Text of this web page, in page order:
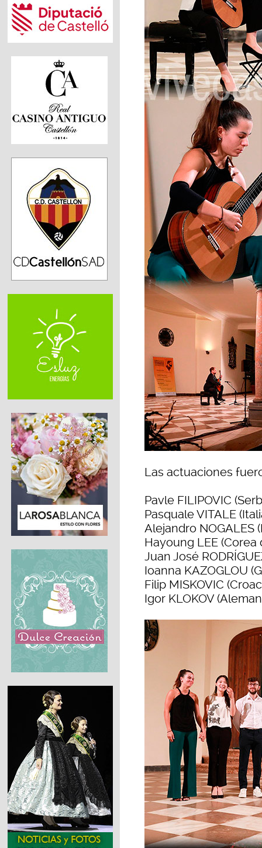
Las actuaciones
Pavle FILIPOVIC
Pasquale VITALE
Alejandro NOGALES
Hayoung LEE (Corea
Juan José
Ioanna KAZOGLOU
Filip MISKOVIC
Igor KLOKOV